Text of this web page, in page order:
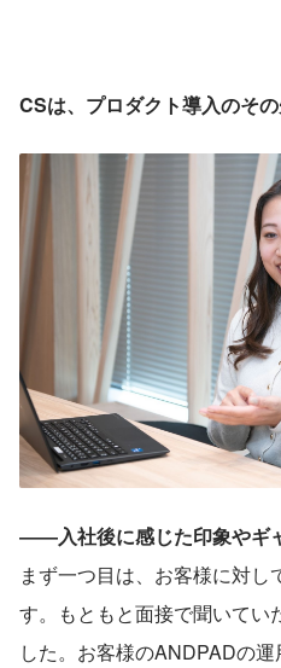
CSは、プロダクト導入のそ
――入社後に感じた印象やギ
まず一つ目は、お客様に対
す。もともと面接で聞いてい
した。お客様のANDPADの